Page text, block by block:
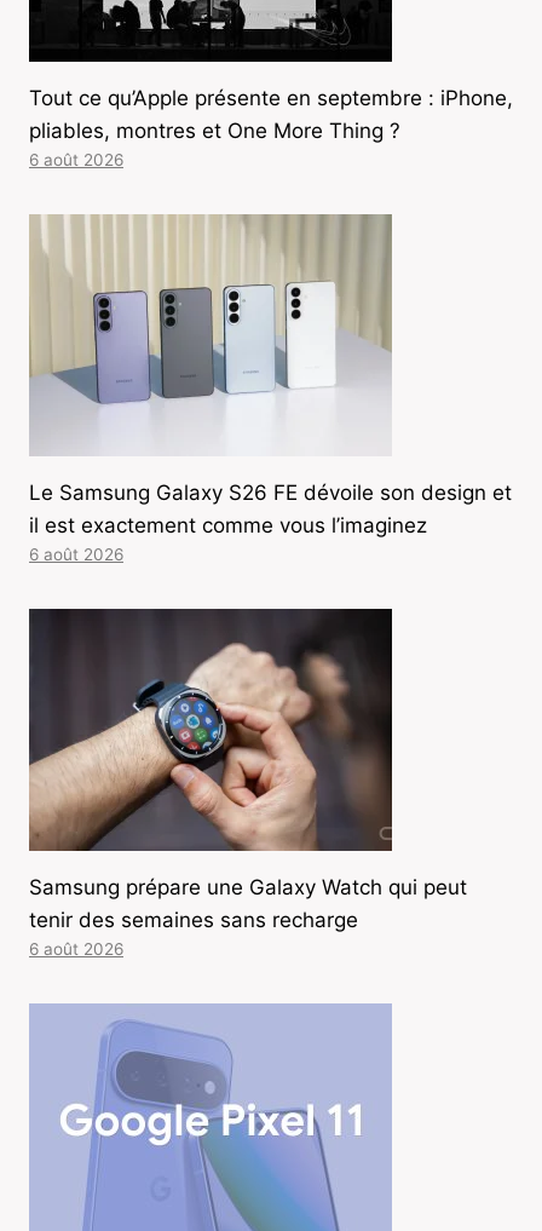
Tout ce qu’Apple présente en septembre : iPhone,
pliables, montres et One More Thing ?
6 août 2026
Le Samsung Galaxy S26 FE dévoile son design et
il est exactement comme vous l’imaginez
6 août 2026
Samsung prépare une Galaxy Watch qui peut
tenir des semaines sans recharge
6 août 2026